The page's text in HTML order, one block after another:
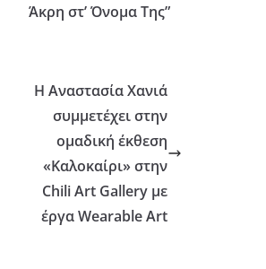
Άκρη στ’ Όνομα Της”
Η Αναστασία Χανιά
συμμετέχει στην
ομαδική έκθεση
«Καλοκαίρι» στην
Chili Art Gallery με
έργα Wearable Art